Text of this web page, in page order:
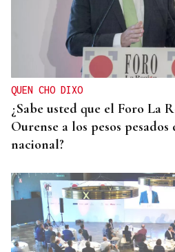
QUEN CHO DIXO
¿Sabe usted que el Foro La
Ourense a los pesos
nacional?